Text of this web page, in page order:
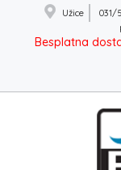
Užice 031/
Besplatna